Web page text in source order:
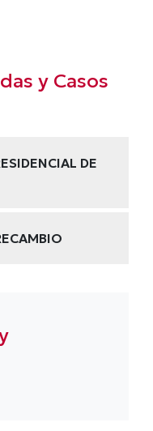
y Casos
DE